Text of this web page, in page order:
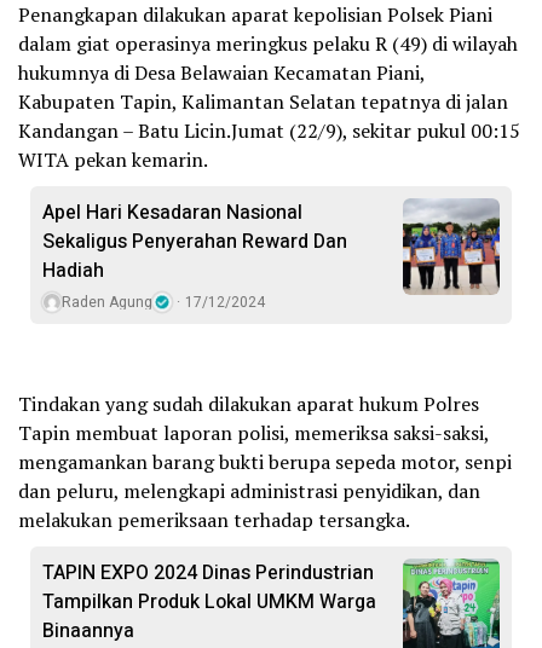
Penangkapan dilakukan aparat kepolisian Polsek Piani
dalam giat operasinya meringkus pelaku R (49) di wilayah
hukumnya di Desa Belawaian Kecamatan Piani,
Kabupaten Tapin, Kalimantan Selatan tepatnya di jalan
Kandangan – Batu Licin.Jumat (22/9), sekitar pukul 00:15
WITA pekan kemarin.
Apel Hari Kesadaran Nasional
Sekaligus Penyerahan Reward Dan
Hadiah
Raden Agung 17/12/2024
Tindakan yang sudah dilakukan aparat hukum Polres
Tapin membuat laporan polisi, memeriksa saksi-saksi,
mengamankan barang bukti berupa sepeda motor, senpi
dan peluru, melengkapi administrasi penyidikan, dan
melakukan pemeriksaan terhadap tersangka.
TAPIN EXPO 2024 Dinas Perindustrian
Tampilkan Produk Lokal UMKM Warga
Binaannya